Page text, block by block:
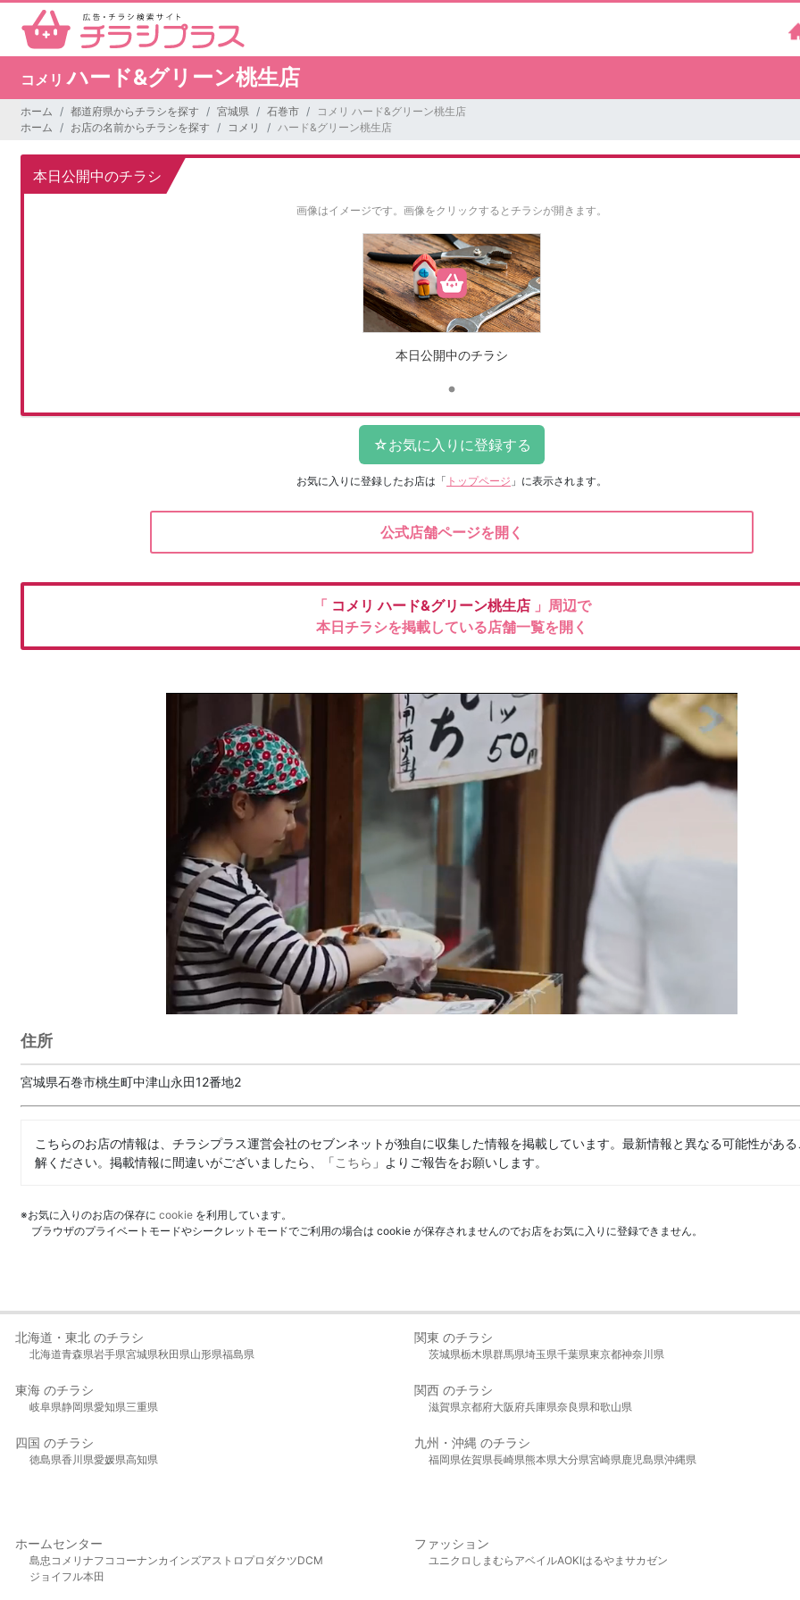
コメリハード&グリーン桃生店
ホーム 都道府県からチラシを探す 宮城県 石巻市
コメリ ハード&グリーン桃生店
ホーム
お店の名前からチラシを探す コメリ ハード&グリーン桃生店
本日公開中のチラシ
画像はイメージです。 画像をクリックするとチラシが開きます。
本日公開中のチラシ
お気に入りに登録したお店は 「 トップページ 」に表示されます。
公式店舗ページを開く
「 コメリハード&グリーン桃生店 」周辺で
本日チラシを掲載している店舗一覧を開く
住所
宮城県石巻市桃生町中津山永田12番地2
こちらのお店の情報は、チラシプラス運営会社のセブンネットが独自に収集した情報を掲載しています。最新情報と異なる可能性があ
解ください。掲載情報に間違いがございましたら、「こちら 」よりご報告をお願いします。
※お気に入りのお店の保存に cookie を利用しています。
ブラウザのプライベートモードやシークレットモードでご利用の場合は cookie が保存されませんのでお店をお気に入りに登録できません。
北海道・東北 のチラシ
北海道青森県岩手県宮城県秋田県山形県福島県
関東 のチラシ
茨城県栃木県群馬県埼玉県千葉県東京都神奈川県
東海 のチラシ
岐阜県静岡県愛知県三重県
関西 のチラシ
滋賀県京都府大阪府兵庫県奈良県和歌山県
四国 のチラシ
徳島県香川県愛媛県高知県
九州・沖縄 のチラシ
福岡県佐賀県長崎県熊本県大分県宮崎県鹿児島県沖縄県
ホームセンター
島忠 コメリ ナフコ コーナンカインズアストロプロダクツDCM
ジョイフル本田
ファッション
ユニクロ しまむら アベイルAOKIはるやま サカゼン